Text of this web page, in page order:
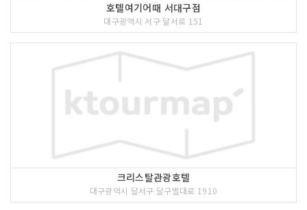
호텔여기어때 서대구점
대구광역시 서구 달서로 151
크리스탈관광호텔
대구광역시 달서구 달구벌대로 1910